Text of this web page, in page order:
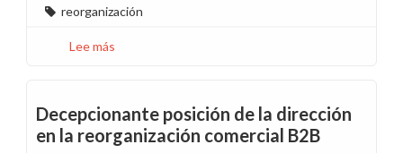
reorganización
Lee más
negocia,
impone
Decepcionante posición de la dirección
en la reorganización comercial B2B